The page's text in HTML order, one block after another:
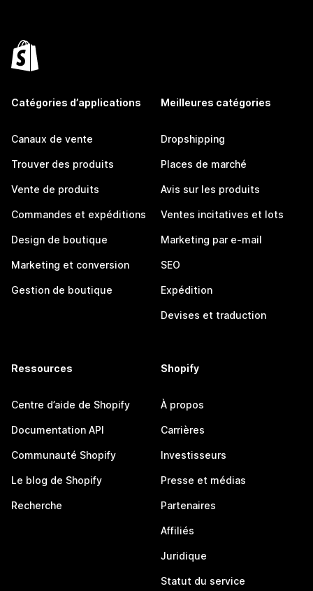
Catégories d’applications
Canaux de vente
Trouver des produits
Vente de produits
Commandes et expéditions
Design de boutique
Marketing et conversion
Gestion de boutique
Meilleures catégories
Dropshipping
Places de marché
Avis sur les produits
Ventes incitatives et lots
Marketing par e-mail
SEO
Expédition
Devises et traduction
Ressources
Centre d’aide de Shopify
Documentation API
Communauté Shopify
Le blog de Shopify
Recherche
Shopify
À propos
Carrières
Investisseurs
Presse et médias
Partenaires
Affiliés
Juridique
Statut du service